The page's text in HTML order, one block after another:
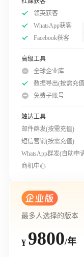
领英获客
WhatsApp获客
Facebook获客
高级工具
全球企业库
数据导出(按需充
免费子账号
触达工具
邮件群发(按需充值)
短信营销(按需充值)
WhatsApp群发(自助申
商机中心
最多人选择的版本
¥ 9800/年